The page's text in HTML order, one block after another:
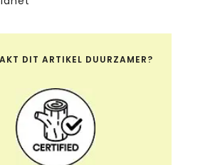
DIT ARTIKEL DUURZAMER?